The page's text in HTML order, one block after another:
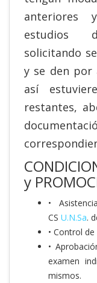
anteriores
estudios
solicitando
y se den por
así
restantes,
y
•
CS U.N.Sa.
• Control
•
examen
mismos.